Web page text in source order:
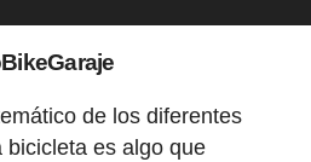
de los diferentes
es algo que